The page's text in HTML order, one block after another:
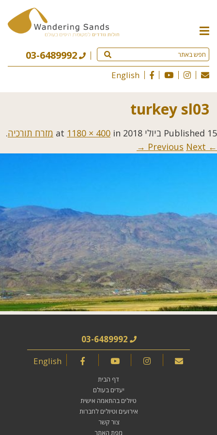
תפריט
האתר
03-6489992
English
turkey sl03
Published 15 ביולי 2018 1180 × 400 in מזרח תורכיה.
← Previous
Next →
03-6489992
English
דף הבית
יעדים בעולם
טיולים בהתאמה אישית
אירועים וטיולים לחברות
צור קשר
מפת האתר